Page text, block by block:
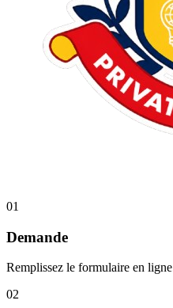
01
Demande
Remplissez le formulaire en
02